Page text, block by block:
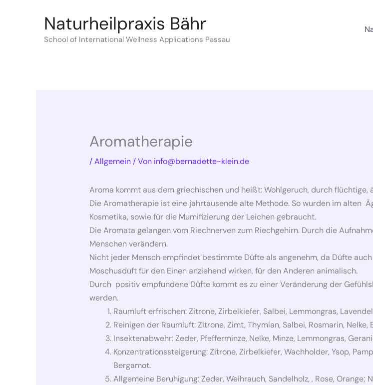
Naturheilpraxis Bähr
School of International Wellness Applications Passau
Aromatherapie
/Allgemein/ Von info@bernadette-klein.de
Aroma kommt aus dem griechischen und heißt: Wohlgeruch, durch flüchtige,
Die Aromatherapie ist eine jahrtausende alte Methode. So wurden im alten
Kosmetika, sowie für die Mumifizierung der Leichen gebraucht.
Die Aromata gelangen vom Riechnerven zum Riechgehirn. Durch die
Menschen verändern.
Nicht jeder Mensch empfindet bestimmte Düfte als angenehm, da Düfte
Moschusduft für den Einen anziehend wirken, für den Anderen animalisch.
Durch positiv empfundene Düfte kommt es zu einer Veränderung der
werden.
Raumluft erfrischen: Zitrone, Zirbelkiefer, Salbei, Lemmongras,
Reinigen der Raumluft: Zitrone, Zimt, Thymian, Salbei, Rosmarin, Nelke,
Insektenabwehr: Zeder, Pfefferminze, Nelke, Minze, Lemmongras,
Konzentrationssteigerung: Zitrone, Zirbelkiefer, Wachholder, Ysop,
Bergamot.
Allgemeine Beruhigung: Zeder, Weihrauch, Sandelholz, , Rose, Orange;